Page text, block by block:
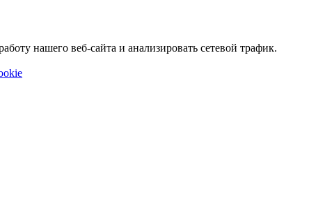
нашего веб-сайта и анализировать сетевой трафик.